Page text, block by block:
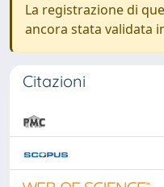
La registrazione di
ancora stata validata
Citazioni